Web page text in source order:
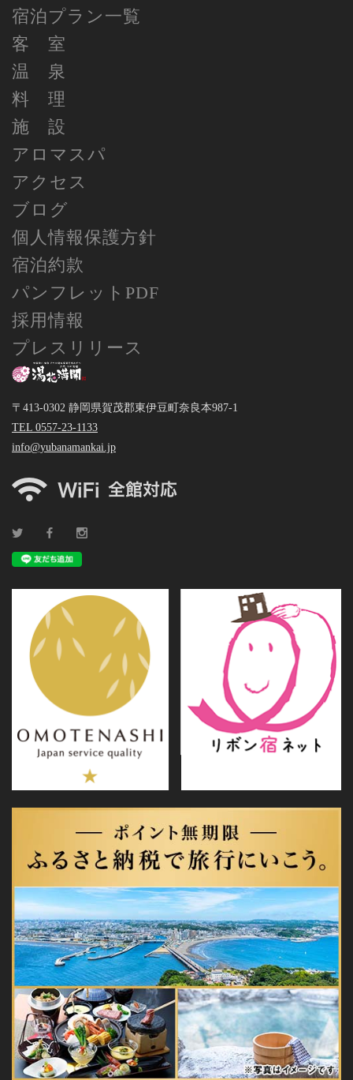
宿泊プラン一覧
客 室
温 泉
料 理
施 設
アロマスパ
アクセス
ブログ
個人情報保護方針
宿泊約款
パンフレットPDF
採用情報
プレスリリース
〒413-0302 静岡県賀茂郡東伊豆町奈良本987-1
TEL 0557-23-1133
info@yubanamankai.jp